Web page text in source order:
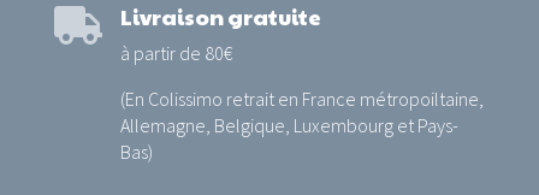
 Livraison gratuite
à partir de 80€
(En Colissimo retrait en France métropoiltaine,
Allemagne, Belgique, Luxembourg et Pays-
Bas)